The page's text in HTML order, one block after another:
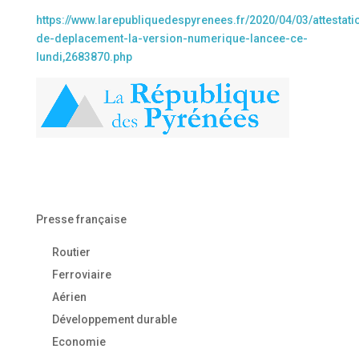
https://www.larepubliquedespyrenees.fr/2020/04/03/
de-deplacement-la-version-numerique-lancee-ce-
lundi,2683870.php
Presse française
Routier
Ferroviaire
Aérien
Développement durable
Economie